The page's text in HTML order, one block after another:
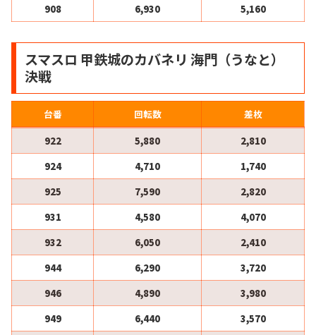
908
6,930 5,160
スマスロ 甲鉄城のカバネリ 海門（うなと）
決戦
台番 回転数
差枚
922
5,880
2,810
924
4,710
1,740
925
7,590
2,820
931
4,580
4,070
932
6,050
2,410
944
6,290
3,720
946
4,890
3,980
949
6,440
3,570